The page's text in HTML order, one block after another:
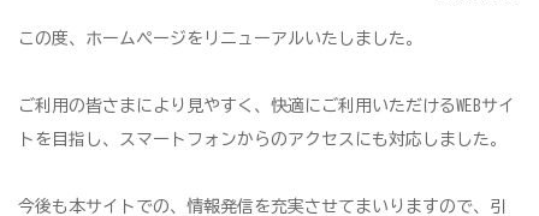
この度、ホームページをリニューアルいたしました。
ご利用の皆さまにより見やすく、快適にご利用いただけるWEBサイ
トを目指し、スマートフォンからのアクセスにも対応しました。
今後も本サイトでの、情報発信を充実させてまいりますので、引